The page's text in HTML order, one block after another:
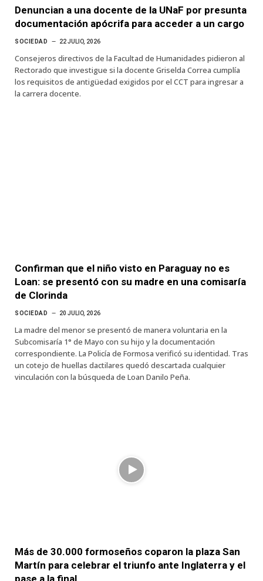
Denuncian a una docente de la UNaF por presunta
documentación apócrifa para acceder a un cargo
SOCIEDAD 22 JULIO, 2026
Consejeros directivos de la Facultad de Humanidades pidieron al
Rectorado que investigue si la docente Griselda Correa cumplía
los requisitos de antigüedad exigidos por el CCT para ingresar a
la carrera docente.
Confirman que el niño visto en Paraguay no es
Loan: se presentó con su madre en una comisaría
de Clorinda
SOCIEDAD 20 JULIO, 2026
La madre del menor se presentó de manera voluntaria en la
Subcomisaría 1° de Mayo con su hijo y la documentación
correspondiente. La Policía de Formosa verificó su identidad. Tras
un cotejo de huellas dactilares quedó descartada cualquier
vinculación con la búsqueda de Loan Danilo Peña.
Más de 30.000 formoseños coparon la plaza San
Martín para celebrar el triunfo ante Inglaterra y el
pase a la final